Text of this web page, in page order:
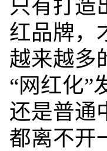
只有打造
红品牌，
越来越多
“网红化”
还是普通
都离不开